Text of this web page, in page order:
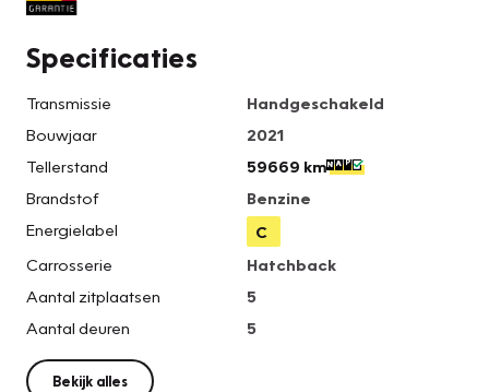
Specificaties
Transmissie
Handgeschakeld
Bouwjaar
2021
Tellerstand
59669 km
Brandstof
Benzine
Energielabel
C
Carrosserie
Hatchback
Aantal zitplaatsen
5
Aantal deuren
5
Bekijk alles